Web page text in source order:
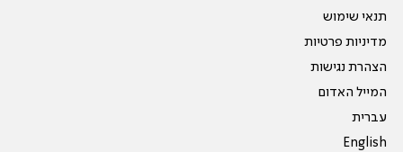
תנאי שימוש
מדיניות פרטיות
הצהרת נגישות
המייל האדום
עברית
English